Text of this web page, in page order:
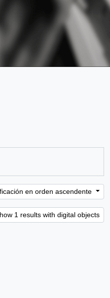
en orden ascendente
1 results with digital objects